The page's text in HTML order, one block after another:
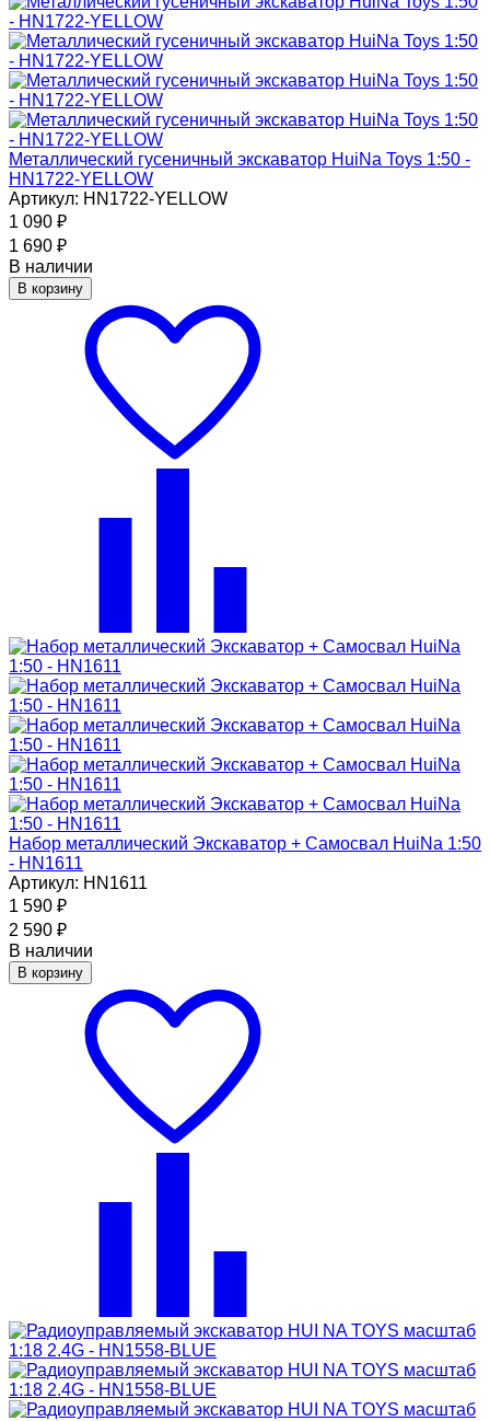
Металлический гусеничный экскаватор HuiNa Toys 1:50 -
HN1722-YELLOW
Артикул: HN1722-YELLOW
1 090 ₽
1 690 ₽
В наличии
В корзину
Набор металлический Экскаватор + Самосвал HuiNa 1:50
- HN1611
Артикул: HN1611
1 590 ₽
2 590 ₽
В наличии
В корзину